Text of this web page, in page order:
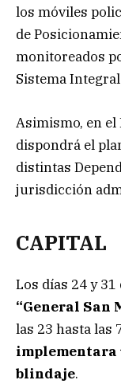
los móviles
de
monitoreados
Sistema
Asimismo, en
dispondrá el
distintas
jurisdicción
CAPITAL
Los días 24 y
“General San
las 23 hasta las
implementara
blindaje.